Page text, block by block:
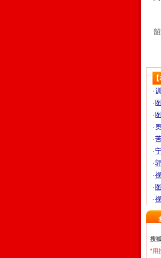
·
·
·
·
·
·
·
·
·
·
*用